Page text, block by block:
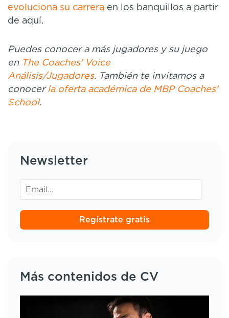
evoluciona su carrera en los banquillos a partir
de aquí.
Puedes conocer a más jugadores y su juego
en The Coaches' Voice
Análisis/Jugadores. También te invitamos a
conocer la oferta académica de MBP Coaches'
School.
Newsletter
Regístrate gratis
Más contenidos de CV